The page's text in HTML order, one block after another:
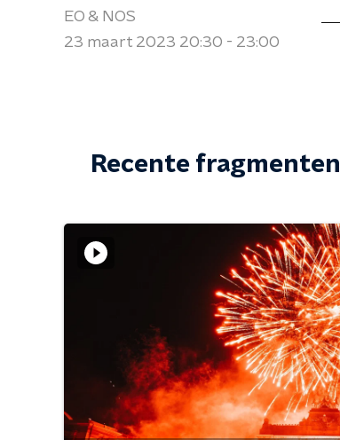
EO & NOS
23 maart 2023 20:30 - 23:00
Recente fragmenten